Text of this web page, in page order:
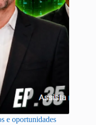
e oportunidades